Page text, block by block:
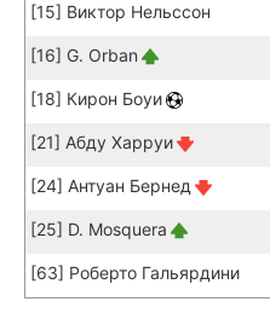
[15] Виктор Нельссон
[16] G. Orban
[18] Кирон Боуи
[21] Абду Харруи
[24] Антуан Бернед
[25] D. Mosquera
[63] Роберто Гальярдини